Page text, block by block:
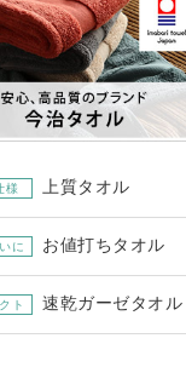
様 上質タオル
に お値打ちタオル
ト 速乾ガーゼタオル